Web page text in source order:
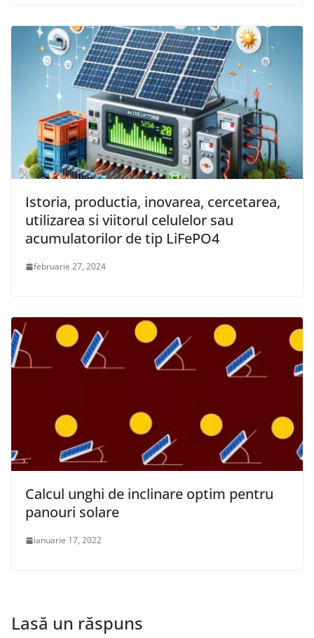
Istoria, productia, inovarea, cercetarea,
utilizarea si viitorul celulelor sau
acumulatorilor de tip LiFePO4
februarie 27, 2024
Calcul unghi de inclinare optim pentru
panouri solare
ianuarie 17, 2022
Lasă un răspuns